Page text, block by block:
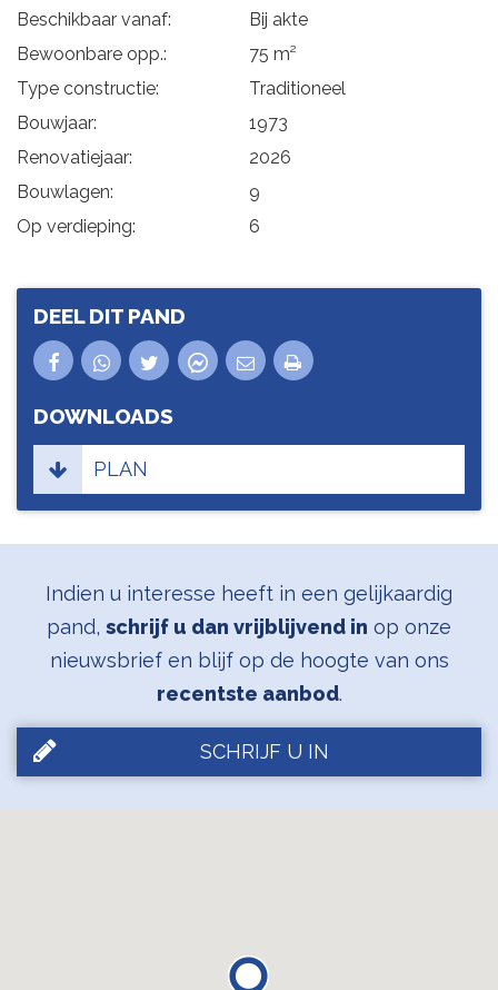
Beschikbaar vanaf:
Bij akte
Bewoonbare opp.:
75 m²
Type constructie:
Traditioneel
Bouwjaar:
1973
Renovatiejaar:
2026
Bouwlagen:
9
Op verdieping:
6
DEEL DIT PAND
DOWNLOADS
PLAN
Indien u interesse heeft in een gelijkaardig
pand, schrijf u dan vrijblijvend in op onze
nieuwsbrief en blijf op de hoogte van ons
recentste aanbod.
SCHRIJF U IN